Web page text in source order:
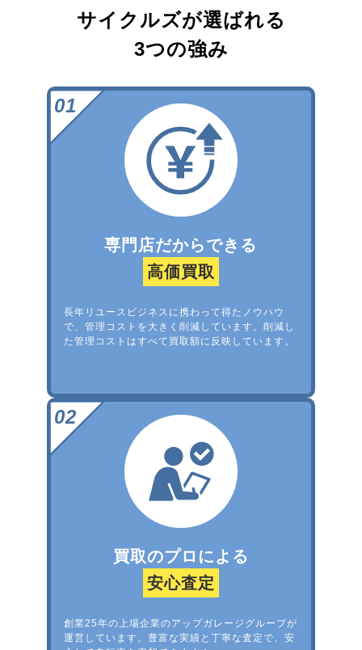
サイクルズが選ばれる
3つの強み
専門店だからできる
高価買取
長年リユースビジネスに携わって得たノウハウ
で、管理コストを大きく削減しています。削減し
た管理コストはすべて買取額に反映しています。
買取のプロによる
安心査定
創業25年の上場企業のアップガレージグループが
運営しています。豊富な実績と丁寧な査定で、安